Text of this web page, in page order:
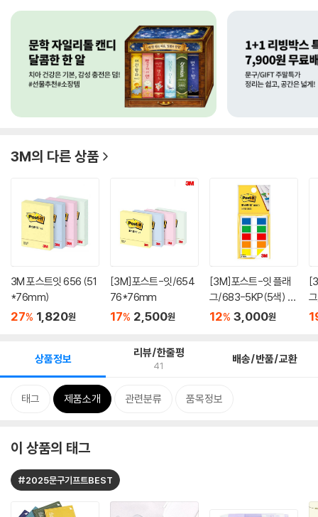
3M의 다른 상품
3M 포스트잇 656 (51
*76mm)
27% 1,820원
[3M]포스트-잇/654
76*76mm
17% 2,500원
[3M]포스트-잇 플래
그/683-5KP(5색) 4
4*12mm 20...
12% 3,000원
상품정보 리뷰/한줄평
41 배송/반품/교환
태그 제품소개 관련분류 품목정보
이 상품의 태그
#2025문구기프트BEST